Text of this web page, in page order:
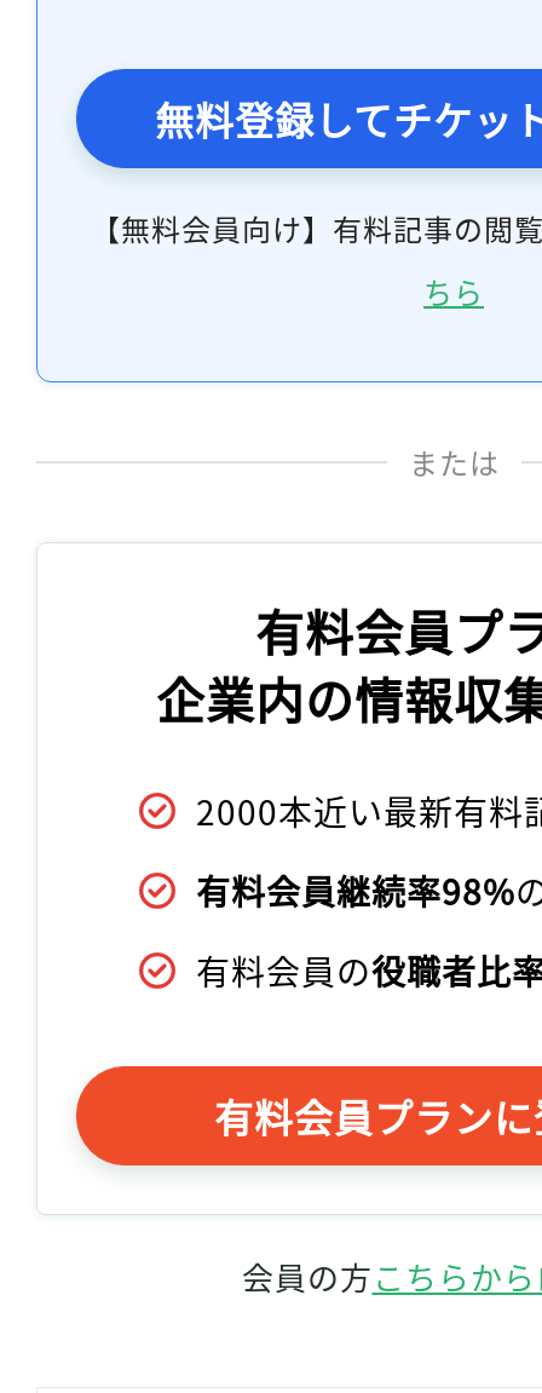
無料登録してチケッ
【無料会員向け】有料記事の閲
ちら
または
有料会員プ
企業内の情報収
2000本近い最新有料
有料会員継続率98%
有料会員の役職者比
有料会員プラン
会員の方こちらか